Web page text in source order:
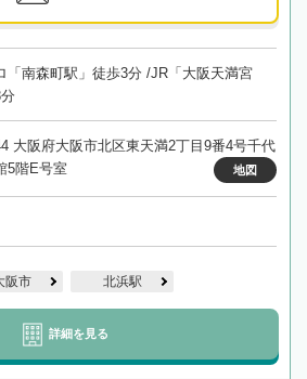
「南森町駅」徒歩3分 /JR「大阪天満宮
大阪府大阪市北区東天満2丁目9番4号千代
5階E号室
地図
阪市 北浜駅
詳細を見る